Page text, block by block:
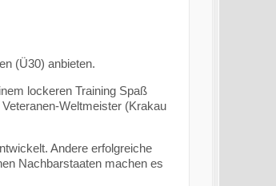
(Ü30) anbieten.
lockeren Training Spaß
Weltmeister (Krakau
Andere erfolgreiche
Nachbarstaaten machen es